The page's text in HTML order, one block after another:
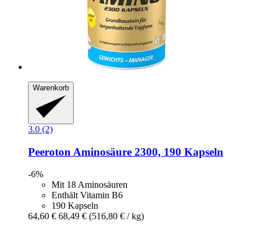
Warenkorb
3.0 (2)
Peeroton Aminosäure 2300, 190 Kapseln
-6%
Mit 18 Aminosäuren
Enthält Vitamin B6
190 Kapseln
64,60 € 68,49 € (516,80 € / kg)